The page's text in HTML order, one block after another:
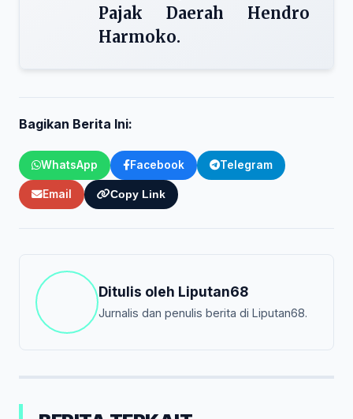
Pajak Daerah Hendro
Harmoko.
Bagikan Berita Ini:
WhatsApp Facebook Telegram
Email Copy Link
Ditulis oleh Liputan68
Jurnalis dan penulis berita di Liputan68.